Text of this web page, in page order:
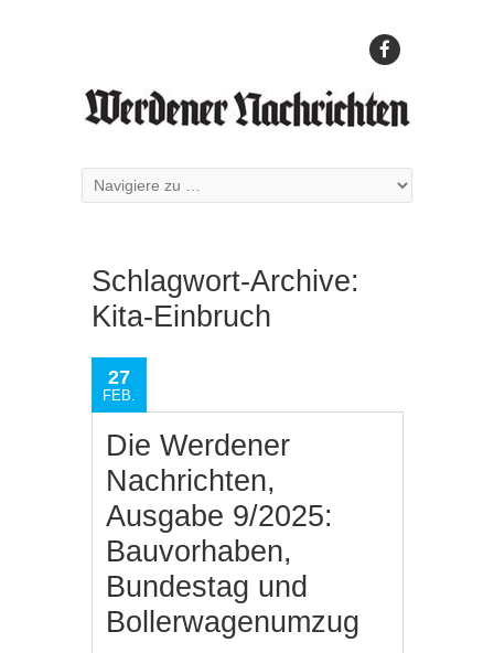
Schlagwort-Archive:
Kita-Einbruch
27
FEB.
Die Werdener
Nachrichten,
Ausgabe 9/2025:
Bauvorhaben,
Bundestag und
Bollerwagenumzug